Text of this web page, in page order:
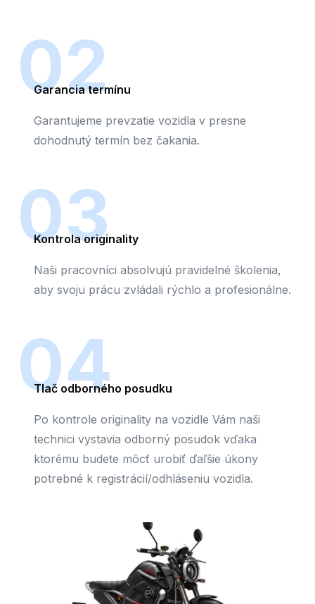
02
Garancia termínu
Garantujeme prevzatie vozidla v presne
dohodnutý termín bez čakania.
03
Kontrola originality
Naši pracovníci absolvujú pravidelné školenia,
aby svoju prácu zvládali rýchlo a profesionálne.
04
Tlač odborného posudku
Po kontrole originality na vozidle Vám naši
technici vystavia odborný posudok vďaka
ktorému budete môcť urobiť ďaľšie úkony
potrebné k registrácií/odhláseniu vozidla.